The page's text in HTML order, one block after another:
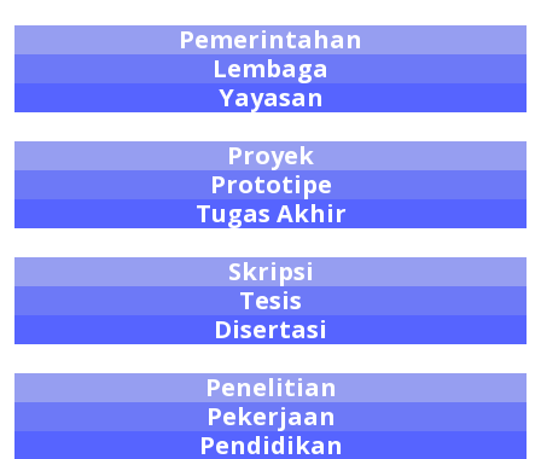
Pemerintahan
Lembaga
Yayasan
Proyek
Prototipe
Tugas Akhir
Skripsi
Tesis
Disertasi
Penelitian
Pekerjaan
Pendidikan